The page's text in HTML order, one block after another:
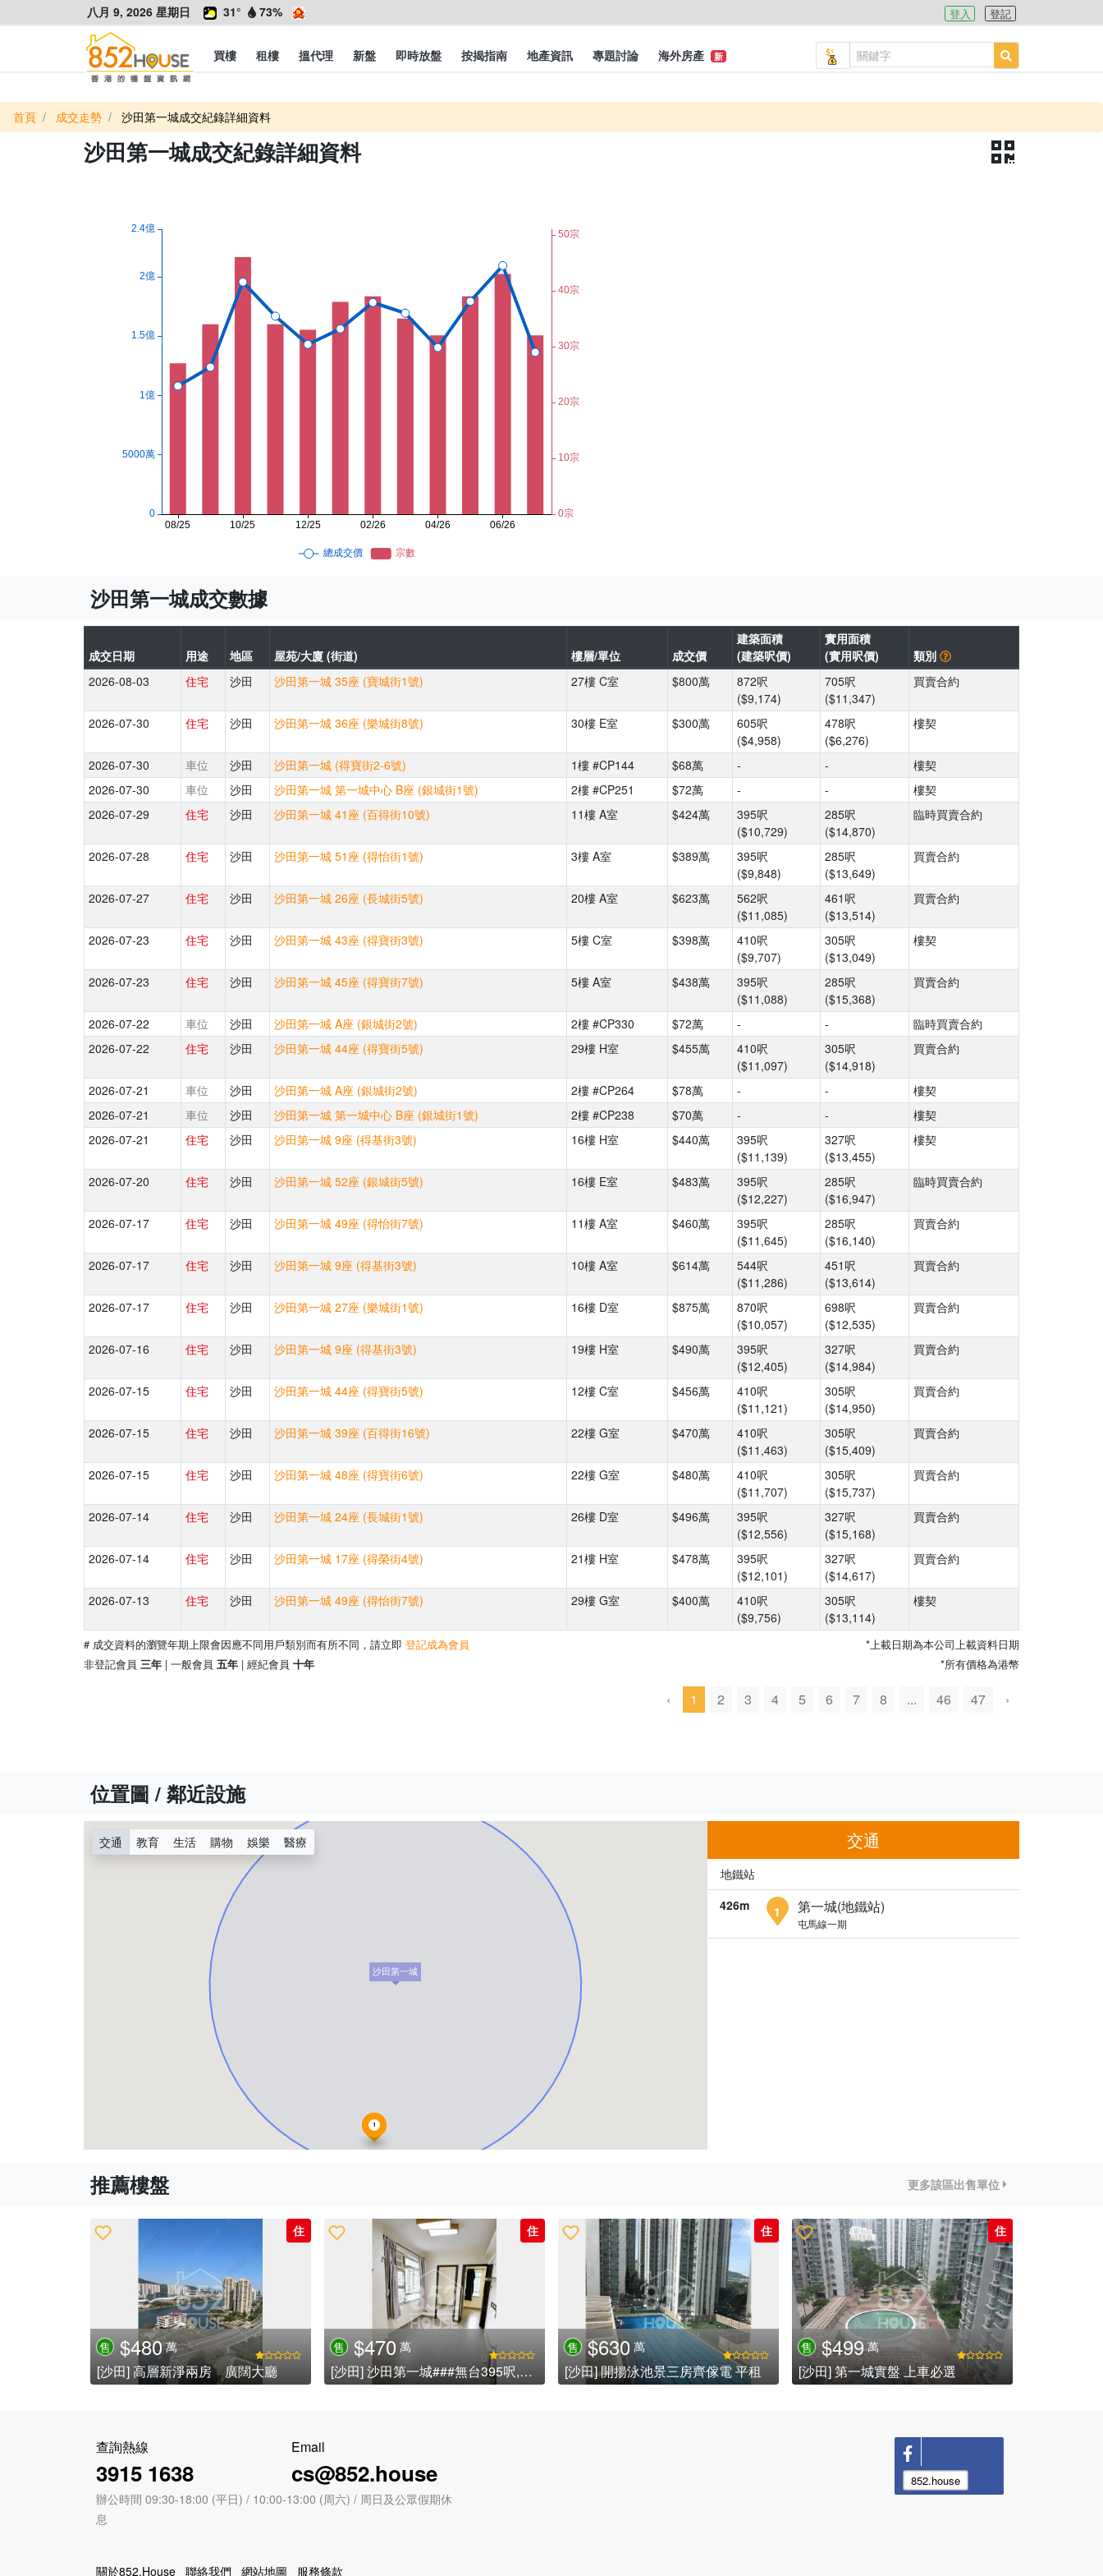
八月 9, 2026 星期日 31° 73% 登入 登記
買樓 租樓 搵代理 新盤 即時放盤 按揭指南 地產資訊 專題討論 海外房產 新
首頁 成交走勢 沙田第一城成交紀錄詳細資料
沙田第一城成交紀錄詳細資料
沙田第一城成交數據
成交日期 用途 地區 屋苑/大廈 (街道) 樓層/單位 成交價
建築面積
(建築呎價)
實用面積
(實用呎價)
類別
2026-08-03
住宅 沙田 沙田第一城 35座 (寶城街1號) 27樓 C室 $800萬
872呎
($9,174)
705呎
($11,347)
買賣合約
2026-07-30 住宅 沙田 沙田第一城 36座 (樂城街8號) 30樓 E室 $300萬
605呎
($4,958)
478呎
($6,276)
樓契
2026-07-30 車位 沙田 沙田第一城 (得寶街2-6號) 1樓 #CP144 $68萬 - -
樓契
2026-07-30
車位 沙田 沙田第一城 第一城中心 B座 (銀城街1號) 2樓 #CP251 $72萬 - -
樓契
2026-07-29
住宅 沙田 沙田第一城 41座 (百得街10號) 11樓 A室 $424萬
395呎
($10,729)
285呎
($14,870)
臨時買賣合約
2026-07-28 住宅 沙田 沙田第一城 51座 (得怡街1號) 3樓 A室 $389萬
395呎
($9,848)
285呎
($13,649)
買賣合約
2026-07-27 住宅 沙田 沙田第一城 26座 (長城街5號) 20樓 A室 $623萬
562呎
($11,085)
461呎
($13,514)
買賣合約
2026-07-23 住宅 沙田 沙田第一城 43座 (得寶街3號) 5樓 C室 $398萬
410呎
($9,707)
305呎
($13,049)
樓契
2026-07-23 住宅 沙田 沙田第一城 45座 (得寶街7號) 5樓 A室 $438萬
395呎
($11,088)
285呎
($15,368)
買賣合約
2026-07-22 車位 沙田 沙田第一城 A座 (銀城街2號) 2樓 #CP330 $72萬 - -
臨時買賣合約
2026-07-22
住宅 沙田 沙田第一城 44座 (得寶街5號) 29樓 H室 $455萬
410呎
($11,097)
305呎
($14,918)
買賣合約
2026-07-21 車位 沙田 沙田第一城 A座 (銀城街2號) 2樓 #CP264 $78萬 - -
樓契
2026-07-21
車位 沙田 沙田第一城 第一城中心 B座 (銀城街1號) 2樓 #CP238 $70萬 - -
樓契
2026-07-21
住宅 沙田 沙田第一城 9座 (得基街3號) 16樓 H室 $440萬
395呎
($11,139)
327呎
($13,455)
樓契
2026-07-20 住宅 沙田 沙田第一城 52座 (銀城街5號) 16樓 E室 $483萬
395呎
($12,227)
285呎
($16,947)
臨時買賣合約
2026-07-17 住宅 沙田 沙田第一城 49座 (得怡街7號) 11樓 A室 $460萬
395呎
($11,645)
285呎
($16,140)
買賣合約
2026-07-17 住宅 沙田 沙田第一城 9座 (得基街3號) 10樓 A室 $614萬
544呎
($11,286)
451呎
($13,614)
買賣合約
2026-07-17 住宅 沙田 沙田第一城 27座 (樂城街1號) 16樓 D室 $875萬
870呎
($10,057)
698呎
($12,535)
買賣合約
2026-07-16 住宅 沙田 沙田第一城 9座 (得基街3號) 19樓 H室 $490萬
395呎
($12,405)
327呎
($14,984)
買賣合約
2026-07-15 住宅 沙田 沙田第一城 44座 (得寶街5號) 12樓 C室 $456萬
410呎
($11,121)
305呎
($14,950)
買賣合約
2026-07-15 住宅 沙田 沙田第一城 39座 (百得街16號) 22樓 G室 $470萬
410呎
($11,463)
305呎
($15,409)
買賣合約
2026-07-15 住宅 沙田 沙田第一城 48座 (得寶街6號) 22樓 G室 $480萬
410呎
($11,707)
305呎
($15,737)
買賣合約
2026-07-14 住宅 沙田 沙田第一城 24座 (長城街1號) 26樓 D室 $496萬
395呎
($12,556)
327呎
($15,168)
買賣合約
2026-07-14 住宅 沙田 沙田第一城 17座 (得榮街4號) 21樓 H室 $478萬
395呎
($12,101)
327呎
($14,617)
買賣合約
2026-07-13 住宅 沙田 沙田第一城 49座 (得怡街7號) 29樓 G室 $400萬
410呎
($9,756)
305呎
($13,114)
樓契
# 成交資料的瀏覽年期上限會因應不同用戶類別而有所不同，請立即 登記成為會員
非登記會員 三年 | 一般會員 五年 | 經紀會員 十年
*上載日期為本公司上載資料日期
*所有價格為港幣
‹ 1 2 3 4 5 6 7 8 ... 46 47 ›
位置圖 / 鄰近設施
沙田第一城
1
交通 教育 生活 購物 娛樂 醫療 交通
地鐵站
426m
1 第一城(地鐵站)
屯馬線一期
推薦樓盤 更多該區出售單位
住
售 $480 萬
[沙田] 高層新淨兩房 廣闊大廳
住
售 $470 萬
[沙田] 沙田第一城###無台395呎,靚裝修,即買即住即收租,歡迎查詢詳情### (已租)
住
售 $630 萬
[沙田] 開揚泳池景三房齊傢電 平租
住
售 $499 萬
[沙田] 第一城實盤 上車必選
查詢熱線
3915 1638
Email
cs@852.house
辦公時間 09:30-18:00 (平日) / 10:00-13:00 (周六) / 周日及公眾假期休
息
關於852.House 聯絡我們 網站地圖 服務條款
852.house